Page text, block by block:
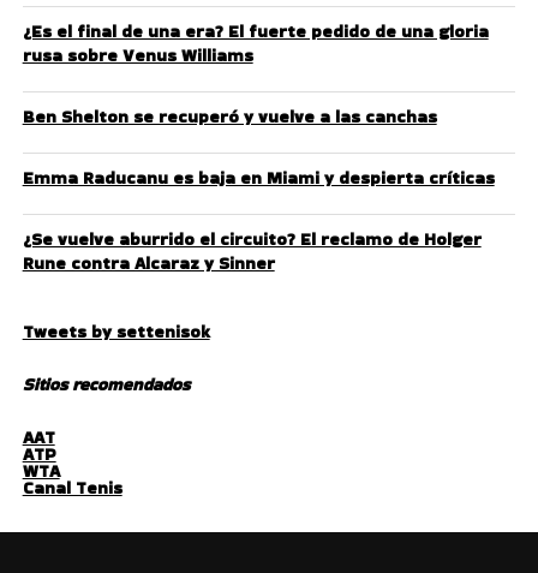
¿Es el final de una era? El fuerte pedido de una gloria
rusa sobre Venus Williams
Ben Shelton se recuperó y vuelve a las canchas
Emma Raducanu es baja en Miami y despierta críticas
¿Se vuelve aburrido el circuito? El reclamo de Holger
Rune contra Alcaraz y Sinner
Tweets by settenisok
Sitios recomendados
AAT
ATP
WTA
Canal Tenis